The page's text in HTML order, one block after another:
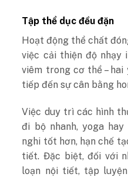
Tập thể dục đều đặn
Hoạt động thể chất
việc cải thiện độ nhạy
viêm trong cơ thể –
tiếp đến sự cân bằng
Việc duy trì các hình
đi bộ nhanh, yoga
nghi tốt hơn, hạn chế
tiết. Đặc biệt, đối với
loạn nội tiết, tập